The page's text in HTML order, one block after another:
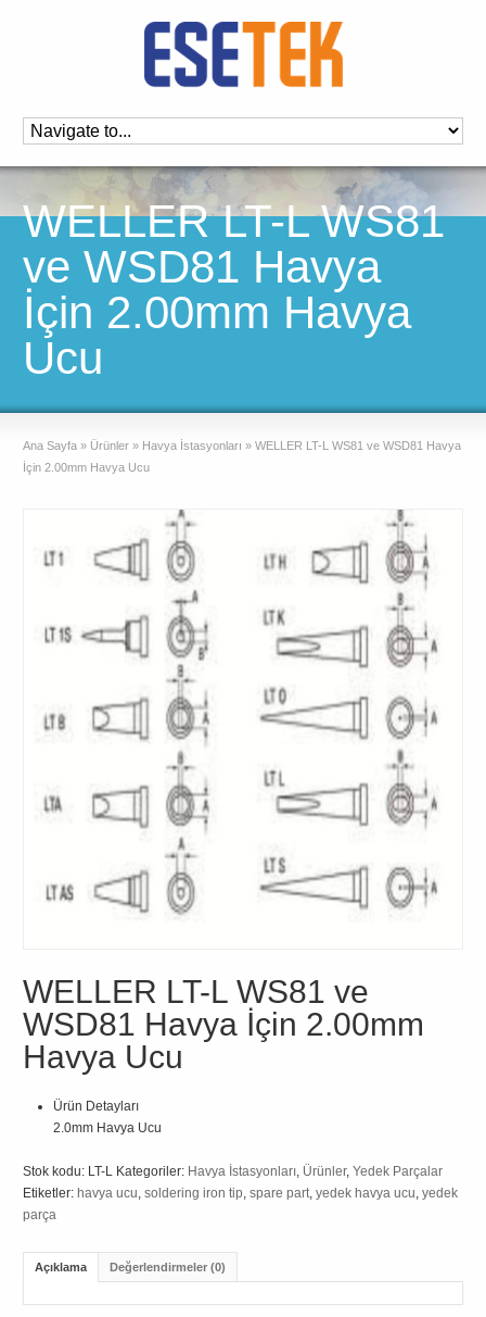
WELLER LT-L WS81
ve WSD81 Havya
İçin 2.00mm Havya
Ucu
Ana Sayfa » Ürünler » Havya İstasyonları » WELLER LT-L WS81 ve WSD81 Havya
İçin 2.00mm Havya Ucu
WELLER LT-L WS81 ve
WSD81 Havya İçin 2.00mm
Havya Ucu
Ürün Detayları
2.0mm Havya Ucu
Stok kodu: LT-L Kategoriler: Havya İstasyonları Ürünler,Yedek Parçalar
Etiketler:havya ucu ,soldering iron tip ,spare part ,yedek havya ucu ,yedek
parça
Açıklama Değerlendirmeler (0)